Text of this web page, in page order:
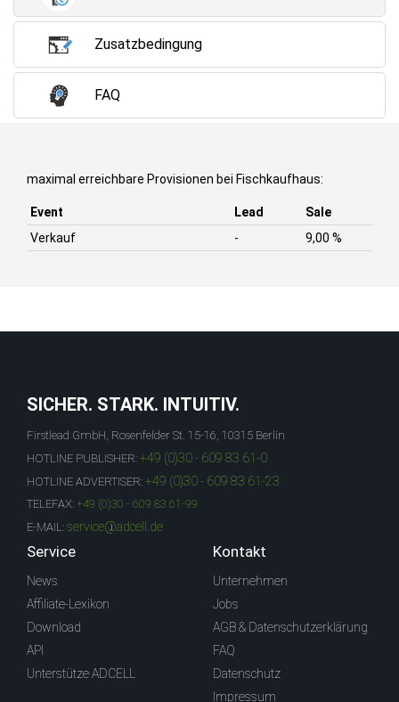
Zusatzbedingung
FAQ
maximal erreichbare Provisionen bei Fischkaufhaus:
Event Lead
Sale
Verkauf
- 9,00 %
SICHER. STARK. INTUITIV.
Firstlead GmbH, Rosenfelder St. 15-16, 10315 Berlin
HOTLINE PUBLISHER: +49 (0)30 - 609 83 61-0
HOTLINE ADVERTISER: +49 (0)30 - 609 83 61-23
TELEFAX: +49 (0)30 - 609 83 61-99
E-MAIL: service@adcell.de
Service
News
Affiliate-Lexikon
Download
API
Unterstütze ADCELL
Kontakt
Unternehmen
Jobs
AGB & Datenschutzerklärung
FAQ
Datenschutz
Impressum